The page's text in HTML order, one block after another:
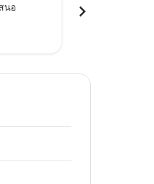
นอ
chevron_right
อเสนอ
หาข้อเสนอ
ค้นหาข้อเสนอ
ค้นหาข้อเสนอ
disclaimer. ค้นหาข้อเสนอ
disclaimer. ค้นหาข้อเสนอ
offers-disclaimer. ค้นหาข้อเสนอ
view-offers-disclaimer. ค้นหาข้อเ
cmp-view-offers-disclaimer. ค้นห